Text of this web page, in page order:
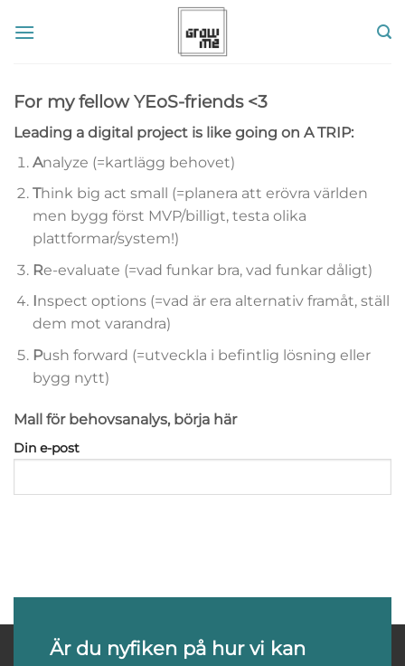
For my fellow YEoS-friends <3
Leading a digital project is like going on A TRIP:
Analyze (=kartlägg behovet)
Think big act small (=planera att erövra världen
men bygg först MVP/billigt, testa olika
plattformar/system!)
Re-evaluate (=vad funkar bra, vad funkar dåligt)
nspect options (=vad är era alternativ framåt, ställ
dem mot varandra)
Push forward (=utveckla i befintlig lösning eller
bygg nytt)
Mall för behovsanalys, börja här
Din e-post
Är du nyfiken på hur vi kan